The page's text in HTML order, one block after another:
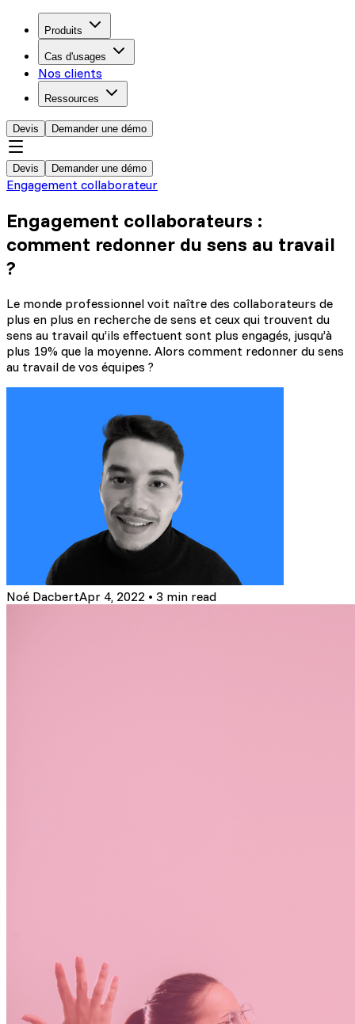
Produits
Cas d'usages
Nos clients
Ressources
Devis Demander une démo
Devis Demander une démo
Engagement collaborateur
Engagement collaborateurs :
comment redonner du sens au travail
?
Le monde professionnel voit naître des collaborateurs de
plus en plus en recherche de sens et ceux qui trouvent du
sens au travail qu’ils effectuent sont plus engagés, jusqu’à
plus 19% que la moyenne. Alors comment redonner du sens
au travail de vos équipes ?
Noé DacbertApr 4, 2022 • 3 min read